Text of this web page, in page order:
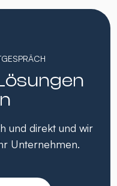
und direkt und wir
Unternehmen.